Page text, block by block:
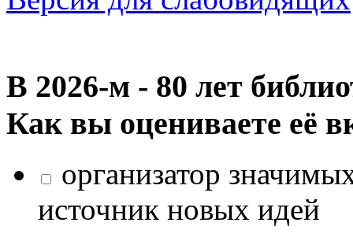
В 2026‑м - 80 лет
Как вы оцениваете её
организатор
источник новых идей